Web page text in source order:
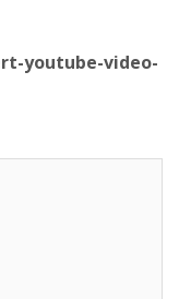
youtube-video-